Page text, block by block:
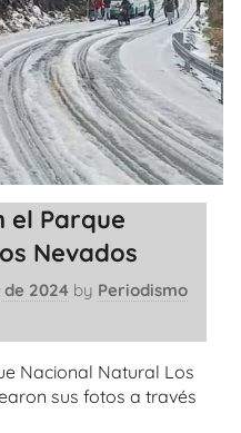
el Parque
Nevados
2024 by Periodismo
Nacional Natural Los
sus fotos a través